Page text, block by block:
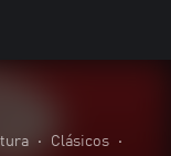
• Clásicos
•